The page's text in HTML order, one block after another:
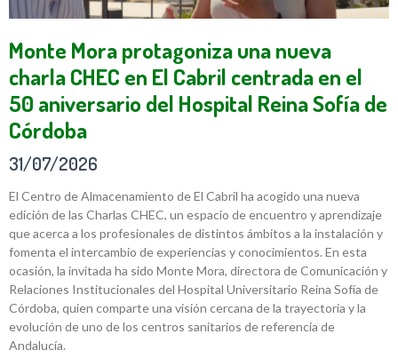
Monte Mora protagoniza una nueva
charla CHEC en El Cabril centrada en el
50 aniversario del Hospital Reina Sofía de
Córdoba
31/07/2026
El Centro de Almacenamiento de El Cabril ha acogido una nueva
edición de las Charlas CHEC, un espacio de encuentro y aprendizaje
que acerca a los profesionales de distintos ámbitos a la instalación y
fomenta el intercambio de experiencias y conocimientos. En esta
ocasión, la invitada ha sido Monte Mora, directora de Comunicación y
Relaciones Institucionales del Hospital Universitario Reina Sofía de
Córdoba, quien comparte una visión cercana de la trayectoria y la
evolución de uno de los centros sanitarios de referencia de
Andalucía.